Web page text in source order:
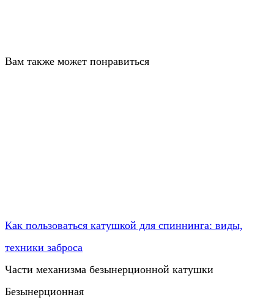
Вам также может понравиться
Как пользоваться катушкой для спиннинга: виды,
техники заброса
Части механизма безынерционной катушки
Безынерционная